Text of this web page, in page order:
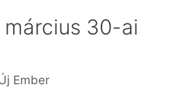
március 30-ai
Ember